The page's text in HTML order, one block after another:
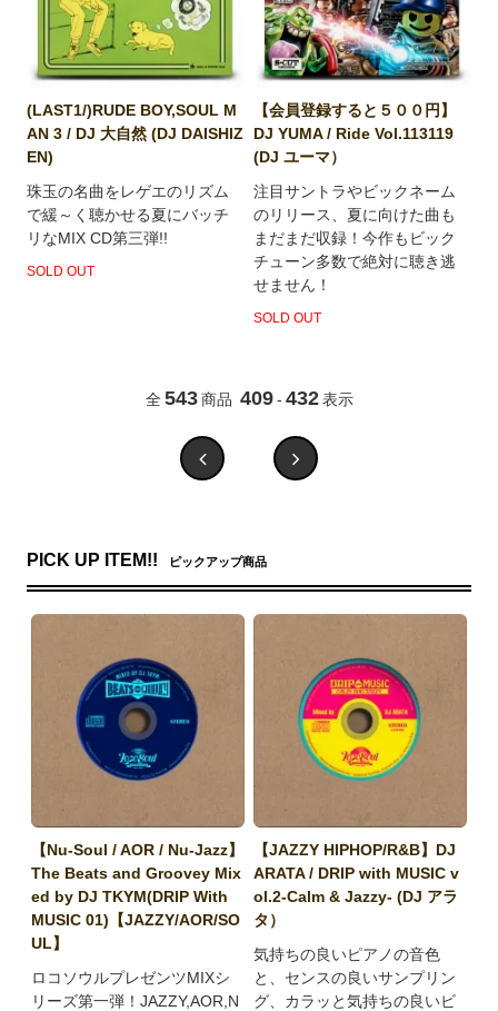
(LAST1/)RUDE BOY,SOUL M
AN 3 / DJ 大自然 (DJ DAISHIZ
EN)
珠玉の名曲をレゲエのリズム
で緩～く聴かせる夏にバッチ
リなMIX CD第三弾!!
SOLD OUT
【会員登録すると５００円】
DJ YUMA / Ride Vol.113119
(DJ ユーマ）
注目サントラやビックネーム
のリリース、夏に向けた曲も
まだまだ収録！今作もビック
チューン多数で絶対に聴き逃
せません！
SOLD OUT
全 543 商品 409 - 432 表示
PICK UP ITEM!! ピックアップ商品
【Nu-Soul / AOR / Nu-Jazz】
The Beats and Groovey Mix
ed by DJ TKYM(DRIP With
MUSIC 01)【JAZZY/AOR/SO
UL】
ロコソウルプレゼンツMIXシ
リーズ第一弾！JAZZY,AOR,N
【JAZZY HIPHOP/R&B】DJ
ARATA / DRIP with MUSIC v
ol.2-Calm & Jazzy- (DJ アラ
タ）
気持ちの良いピアノの音色
と、センスの良いサンプリン
グ、カラッと気持ちの良いビ